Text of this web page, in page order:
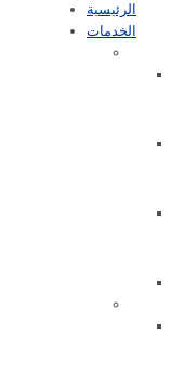
الرئيسية
الخدمات